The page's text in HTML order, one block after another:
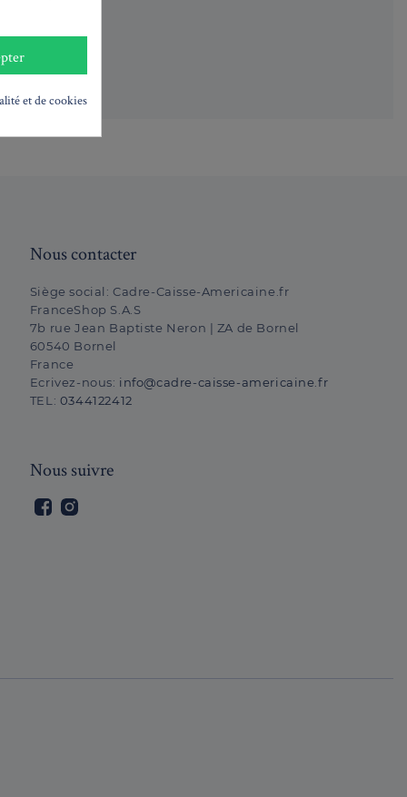
Nous contacter
Siège social: Cadre-Caisse-Americaine.fr
FranceShop S.A.S
7b rue Jean Baptiste Neron | ZA de Bornel
60540 Bornel
France
Ecrivez-nous: info@cadre-caisse-americaine.fr
TEL: 0344122412
Nous suivre
Facebook
Instagram
et de cookies